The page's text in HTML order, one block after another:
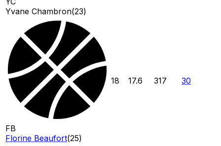
Yvane Chambron(23)
FB
Florine Beaufort(25)
18 17.6 317 30